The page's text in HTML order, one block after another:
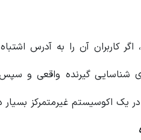
کاربران آن را به آدرس
شناسایی گیرنده واقعی و
یک اکوسیستم غیرمتمرکز